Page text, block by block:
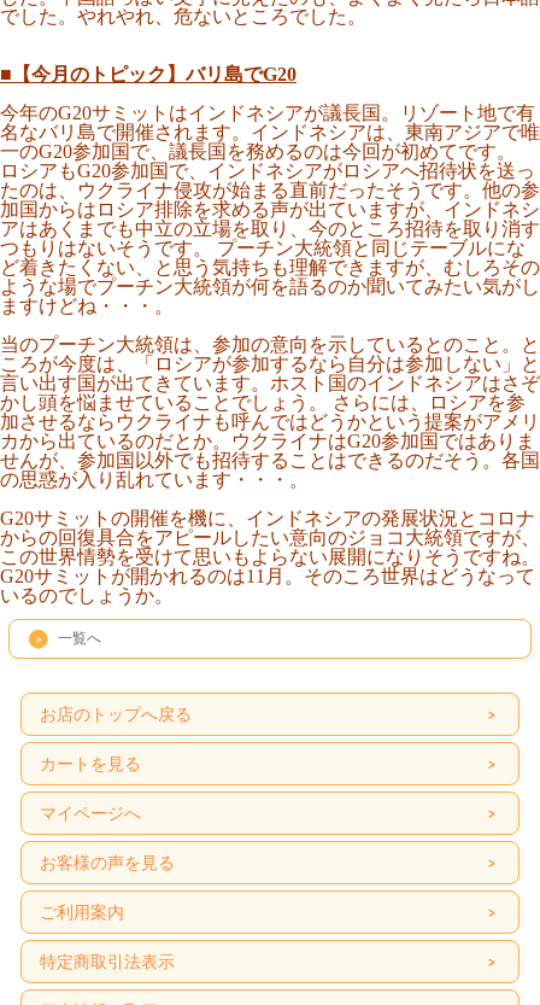
でした。やれやれ、危ないところでした。
■【今月のトピック】バリ島でG20
今年のG20サミットはインドネシアが議長国。リゾート地で有
名なバリ島で開催されます。インドネシアは、東南アジアで唯
一のG20参加国で、議長国を務めるのは今回が初めてです。
ロシアもG20参加国で、インドネシアがロシアへ招待状を送っ
たのは、ウクライナ侵攻が始まる直前だったそうです。他の参
加国からはロシア排除を求める声が出ていますが、インドネシ
アはあくまでも中立の立場を取り、今のところ招待を取り消す
つもりはないそうです。 プーチン大統領と同じテーブルにな
ど着きたくない、と思う気持ちも理解できますが、むしろその
ような場でプーチン大統領が何を語るのか聞いてみたい気がし
ますけどね・・・。
当のプーチン大統領は、参加の意向を示しているとのこと。と
ころが今度は、「ロシアが参加するなら自分は参加しない」と
言い出す国が出てきています。ホスト国のインドネシアはさぞ
かし頭を悩ませていることでしょう。 さらには、ロシアを参
加させるならウクライナも呼んではどうかという提案がアメリ
カから出ているのだとか。ウクライナはG20参加国ではありま
せんが、参加国以外でも招待することはできるのだそう。各国
の思惑が入り乱れています・・・。
G20サミットの開催を機に、インドネシアの発展状況とコロナ
からの回復具合をアピールしたい意向のジョコ大統領ですが、
この世界情勢を受けて思いもよらない展開になりそうですね。
G20サミットが開かれるのは11月。そのころ世界はどうなって
いるのでしょうか。
一覧へ
お店のトップへ戻る
カートを見る
マイページへ
お客様の声を見る
ご利用案内
特定商取引法表示